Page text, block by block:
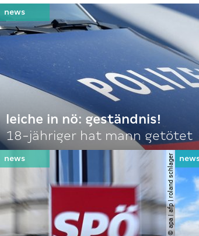
leiche in nö: geständnis!
18-jähriger hat mann getötet
© apa | afp | roland schlager